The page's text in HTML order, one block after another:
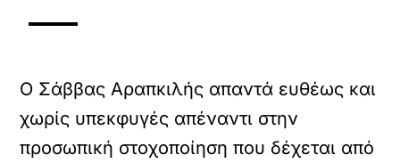
Ο Σάββας Αραπκιλής απαντά ευθέως και
χωρίς υπεκφυγές απέναντι στην
προσωπική στοχοποίηση που δέχεται από